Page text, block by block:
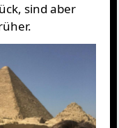
sind aber